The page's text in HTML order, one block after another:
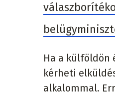
Ha a külföldön
kérheti
alkalommal.